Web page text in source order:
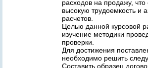
расходов на продажу, что
высокую трудоемкость и
расчетов.
Целью данной курсовой
изучение методики
проверки.
Для достижения
необходимо решить
Составить образец